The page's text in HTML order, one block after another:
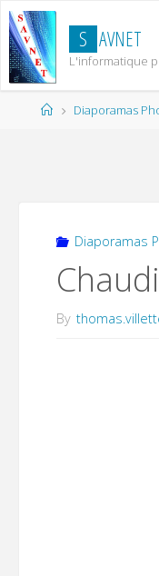
Skip
to
content
S AVNET
L'informatique
HomeDiaporamas
Diaporamas
By